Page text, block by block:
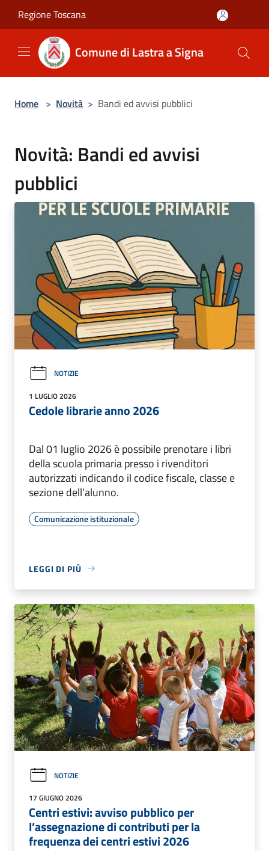
Regione Toscana
Comune di Lastra a Signa
Home > Novità > Bandi ed avvisi pubblici
Novità: Bandi ed avvisi
pubblici
NOTIZIE
1 LUGLIO 2026
Cedole librarie anno 2026
Dal 01 luglio 2026 è possibile prenotare i libri
della scuola primaria presso i rivenditori
autorizzati indicando il codice fiscale, classe e
sezione dell’alunno.
Comunicazione istituzionale
LEGGI DI PIÙ
NOTIZIE
17 GIUGNO 2026
Centri estivi: avviso pubblico per
l’assegnazione di contributi per la
frequenza dei centri estivi 2026